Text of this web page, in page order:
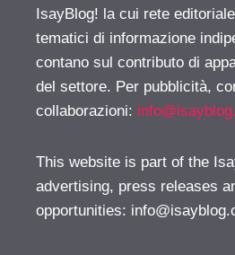
IsayBlog! la cui rete
tematici di informazione
contano sul contributo di
del settore. Per pubblicità,
collaborazioni:
This website is part of the
advertising, press releases
opportunities: